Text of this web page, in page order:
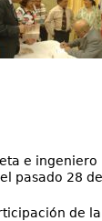
e
pasado 28
de